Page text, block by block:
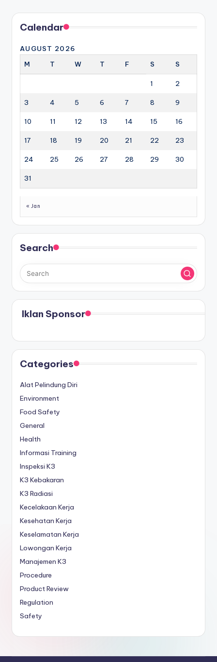
Calendar
AUGUST 2026
M
T W T F S S
1 2
3 4 5 6 7 8 9
10 11 12 13 14 15 16
17 18 19 20 21 22 23
24 25 26 27 28 29 30
31
« Jan
Search
Iklan Sponsor
Categories
Alat Pelindung Diri
Environment
Food Safety
General
Health
Informasi Training
Inspeksi K3
K3 Kebakaran
K3 Radiasi
Kecelakaan Kerja
Kesehatan Kerja
Keselamatan Kerja
Lowongan Kerja
Manajemen K3
Procedure
Product Review
Regulation
Safety